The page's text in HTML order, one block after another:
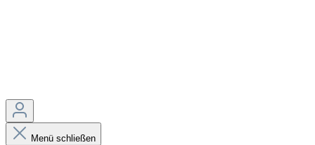
Menü schließen